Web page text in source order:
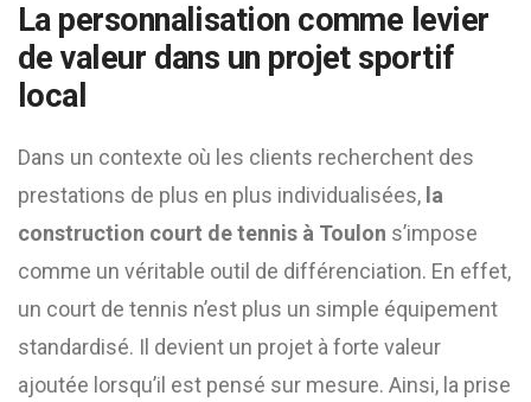
La personnalisation comme levier
de valeur dans un projet sportif
local
Dans un contexte où les clients recherchent des
prestations de plus en plus individualisées, la
construction court de tennis à Toulon s’impose
comme un véritable outil de différenciation. En effet,
un court de tennis n’est plus un simple équipement
standardisé. Il devient un projet à forte valeur
ajoutée lorsqu’il est pensé sur mesure. Ainsi, la prise